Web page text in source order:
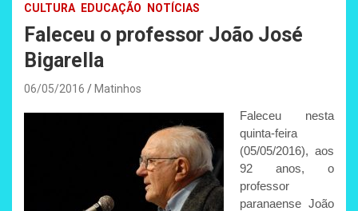
CULTURA EDUCAÇÃO NOTÍCIAS
Faleceu o professor João José
Bigarella
06/05/2016 Matinhos
Faleceu nesta
quinta-feira
(05/05/2016), aos
92 anos, o
professor
paranaense João